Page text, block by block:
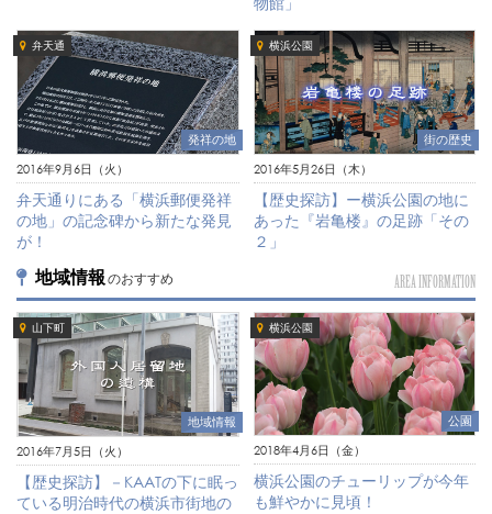
弁天通
発祥の地
2016年9月6日（火）
弁天通りにある「横浜郵便発祥
の地」の記念碑から新たな発見
が！
横浜公園
街の歴史
2016年5月26日（木）
【歴史探訪】ー横浜公園の地に
あった『岩亀楼』の足跡「その
２」
地域情報 のおすすめ AREA INFORMATION
山下町
地域情報
2016年7月5日（火）
【歴史探訪】－KAATの下に眠っ
ている明治時代の横浜市街地の
横浜公園
公園
2018年4月6日（金）
横浜公園のチューリップが今年
も鮮やかに見頃！